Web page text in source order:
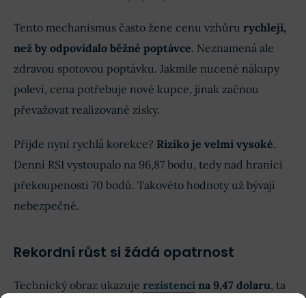
Tento mechanismus často žene cenu vzhůru rychleji,
než by odpovídalo běžné poptávce. Neznamená ale
zdravou spotovou poptávku. Jakmile nucené nákupy
poleví, cena potřebuje nové kupce, jinak začnou
převažovat realizované zisky.
Přijde nyní rychlá korekce? Riziko je velmi vysoké.
Denní RSI vystoupalo na 96,87 bodu, tedy nad hranici
překoupenosti 70 bodů. Takovéto hodnoty už bývají
nebezpečné.
Rekordní růst si žádá opatrnost
Technický obraz ukazuje rezistenci na 9,47 dolaru, ta